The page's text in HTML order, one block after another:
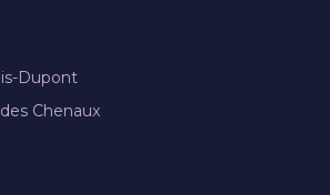
Dupont
Chenaux